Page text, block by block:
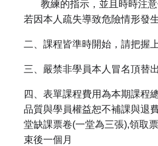
教練的指示，並且時時注意
若因本人疏失導致危險情形發
二、課程皆準時開始，請把握
三、嚴禁非學員本人冒名頂替
四、表單課程費用為本期課程
品質與學員權益恕不補課與退
堂缺課票卷(一堂為三張),領取
束後一個月